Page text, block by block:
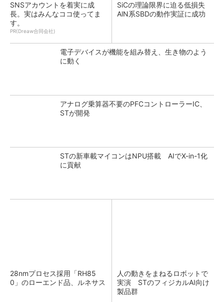
SNSアカウントを着実に成
長。実はみんなココ使ってま
す。
PR(Dreaw合同会社)
SiCの理論限界に迫る低損失
AlN系SBDの動作実証に成功
電子デバイスが機能を組み替え、生き物のよう
に動く
アナログ乗算器不要のPFCコントローラーIC、
STが開発
STの新車載マイコンはNPU搭載 AIでX-in-1化
に貢献
28nmプロセス採用「RH85
0」のローエンド品、ルネサス
人の動きをまねるロボットで
実演 STのフィジカルAI向け
製品群